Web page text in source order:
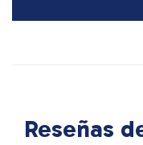
Reseñas